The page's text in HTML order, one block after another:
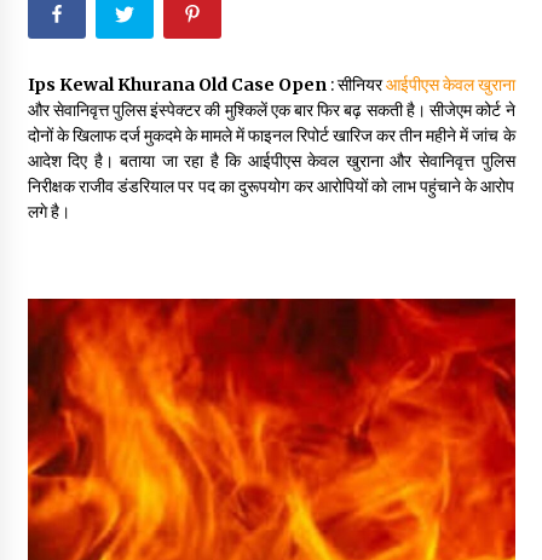
Thought Of The Day 17 May
May 17, 2022
Thought Of The Day 16 May
May 16, 2022
Thought Of The Day 13 May
May 13, 2022
Thought Of The Day 12 May
May 12, 2022
Ips Kewal Khurana Old Case Open: सीनियरआईपीएस केवल खुराना
और सेवानिवृत्त पुलिस इंस्पेक्टर की मुश्किलें एक बा​र फिर बढ़ सकती है। सीजेएम कोर्ट ने
दोनों के खिलाफ दर्ज मुकदमे के मामले में फाइनल रिपोर्ट खारिज कर तीन महीने में जांच के
आदेश दिए है। बताया जा रहा है कि आईपीएस केवल खुराना और सेवानिवृत्त पुलिस
निरीक्षक राजीव डंडरियाल पर पद का दुरूपयोग कर आरोपियों को लाभ पहुंचाने के आरोप
लगे है।